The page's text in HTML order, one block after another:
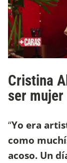
Cristina
ser
“Yo era
como
acoso. Un